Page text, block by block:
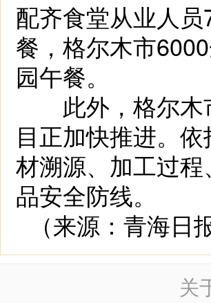
配齐食堂从业人
餐，格尔木市
园午餐。
此外，格尔木
目正加快推进。
材溯源、加工过
品安全防线。
（来源：青海日
关